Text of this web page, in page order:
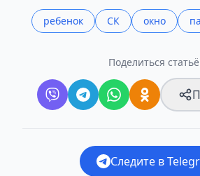
ребенок СК окно
Поделиться
Следите в